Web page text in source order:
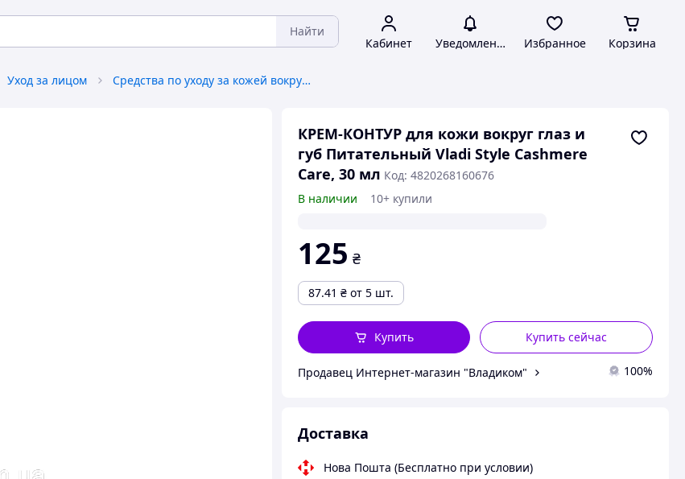
Найти
Кабинет Уведомления Избранное Корзина
Уход за лицом Средства по уходу за кожей вокруг глаз
КРЕМ-КОНТУР для кожи вокруг глаз и
губ Питательный Vladi Style Cashmere
Care, 30 мл Код: 4820268160676
В наличии
10+ купили
125 ₴
87.41 ₴ от 5 шт.
Купить сейчас
Купить
Продавец Интернет-магазин "Владиком" 100%
Доставка
Нова Пошта (Бесплатно при условии)